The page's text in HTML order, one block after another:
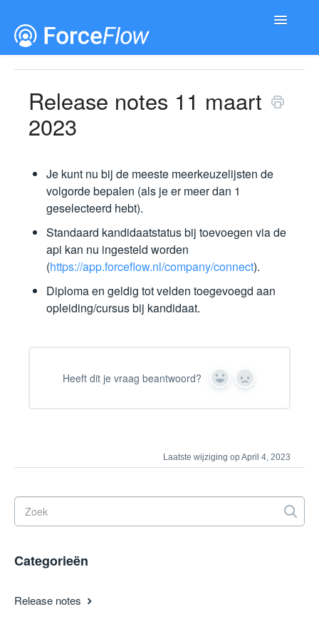
Toggle
Release notes 11 maart
2023
Je kunt nu bij de meeste meerkeuzelijsten de
volgorde bepalen (als je er meer dan 1
geselecteerd hebt).
Standaard kandidaatstatus bij toevoegen via de
api kan nu ingesteld worden
(https://app.forceflow.nl/company/connect).
Diploma en geldig tot velden toegevoegd aan
opleiding/cursus bij kandidaat.
Heeft dit je vraag beantwoord? Yes No
Laatste wijziging op April 4, 2023
Categorieën
Release notes